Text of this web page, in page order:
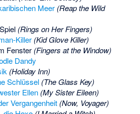
Meer (Reap the Wild
(Rings on Her Fingers)
Killer (Kid Glove Killer)
Fenster (Fingers at the Window)
Dandy
(Holiday Inn)
Schlüssel (The Glass Key)
Ellen (My Sister Eileen)
Vergangenheit (Now, Voyager)